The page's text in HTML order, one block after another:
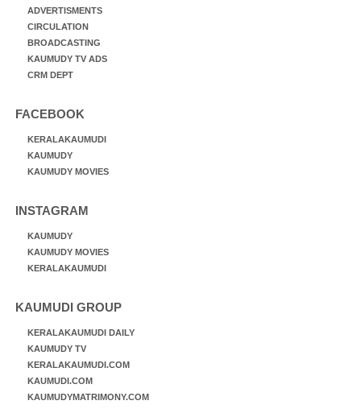
ADVERTISMENTS
CIRCULATION
BROADCASTING
KAUMUDY TV ADS
CRM DEPT
FACEBOOK
KERALAKAUMUDI
KAUMUDY
KAUMUDY MOVIES
INSTAGRAM
KAUMUDY
KAUMUDY MOVIES
KERALAKAUMUDI
KAUMUDI GROUP
KERALAKAUMUDI DAILY
KAUMUDY TV
KERALAKAUMUDI.COM
KAUMUDI.COM
KAUMUDYMATRIMONY.COM